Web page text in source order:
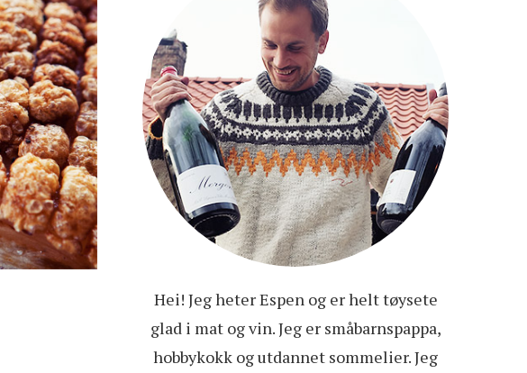
Hei! Jeg heter Espen og er helt tøysete
glad i mat og vin. Jeg er småbarnspappa,
hobbykokk og utdannet sommelier. Jeg